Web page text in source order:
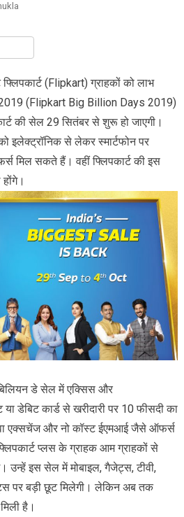
फ्लिपकार्ट (Flipkart) ग्राहकों को लाभ
2019 (Flipkart Big Billion Days 2019)
की सेल 29 सितंबर से शुरू हो जाएगी।
इलेक्ट्रॉनिक से लेकर स्मार्टफोन पर
मिल सकते हैं। वहीं फ्लिपकार्ट की इस
बिलियन डे सेल में एक्सिस और
डेबिट कार्ड से खरीदारी पर 10 फीसदी का
एक्सचेंज और नो कॉस्ट ईएमआई जैसे ऑफर्स
प्लस के ग्राहक आम ग्राहकों से
इस सेल में मोबाइल, गैजेट्स, टीवी,
पर बड़ी छूट मिलेगी। लेकिन अब तक
है।